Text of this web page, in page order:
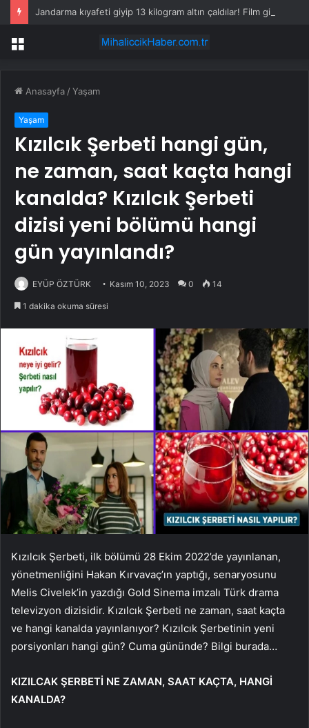
Menü
Anasayfa /Yaşam
Yaşam
Kızılcık Şerbeti hangi gün,
ne zaman, saat kaçta hangi
kanalda? Kızılcık Şerbeti
dizisi yeni bölümü hangi
gün yayınlandı?
EYÜP ÖZTÜRK Kasım 10, 2023 0 14
1 dakika okuma süresi
Kızılcık Şerbeti, ilk bölümü 28 Ekim 2022’de yayınlanan,
yönetmenliğini Hakan Kırvavaç’ın yaptığı, senaryosunu
Melis Civelek’in yazdığı Gold Sinema imzalı Türk drama
televizyon dizisidir. Kızılcık Şerbeti ne zaman, saat kaçta
ve hangi kanalda yayınlanıyor? Kızılcık Şerbetinin yeni
porsiyonları hangi gün? Cuma gününde? Bilgi burada…
KIZILCAK ŞERBETİ NE ZAMAN, SAAT KAÇTA, HANGİ
KANALDA?